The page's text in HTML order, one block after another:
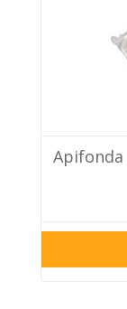
Apifonda